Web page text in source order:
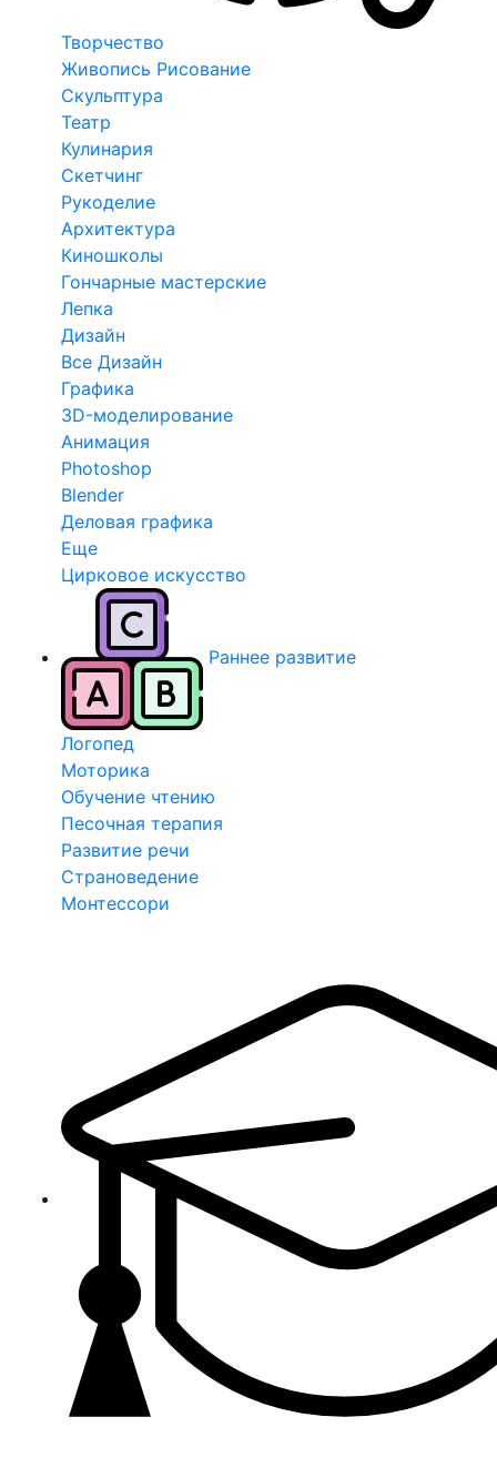
Творчество
Живопись Рисование
Скульптура
Театр
Кулинария
Скетчинг
Рукоделие
Архитектура
Киношколы
Гончарные мастерские
Лепка
Дизайн
Все Дизайн
Графика
3D-моделирование
Анимация
Photoshop
Blender
Деловая графика
Еще
Цирковое искусство
Раннее развитие
Логопед
Моторика
Обучение чтению
Песочная терапия
Развитие речи
Страноведение
Монтессори